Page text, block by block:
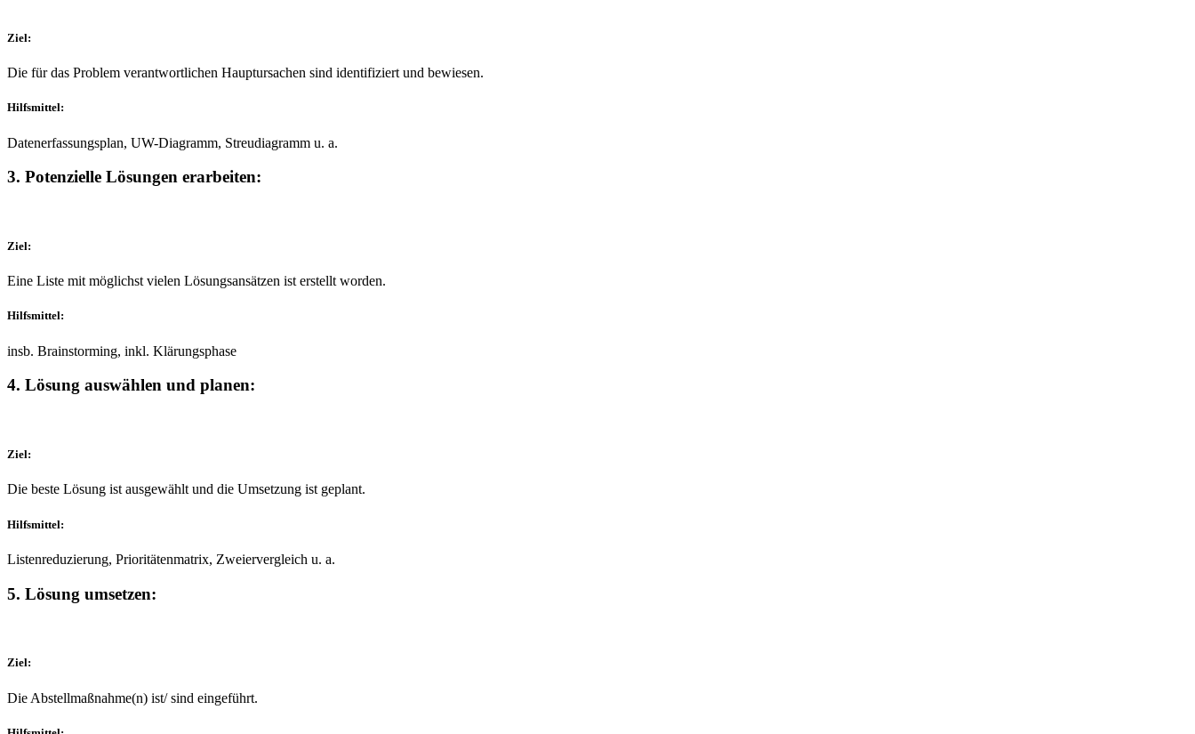
Ziel:
Die für das Problem verantwortlichen Hauptursachen sind identifiziert und bewiesen.
Hilfsmittel:
Datenerfassungsplan, UW-Diagramm, Streudiagramm u. a.
3. Potenzielle Lösungen erarbeiten:
Ziel:
Eine Liste mit möglichst vielen Lösungsansätzen ist erstellt worden.
Hilfsmittel:
insb. Brainstorming, inkl. Klärungsphase
4. Lösung auswählen und planen:
Ziel:
Die beste Lösung ist ausgewählt und die Umsetzung ist geplant.
Hilfsmittel:
Listenreduzierung, Prioritätenmatrix, Zweiervergleich u. a.
5. Lösung umsetzen:
Ziel:
Die Abstellmaßnahme(n) ist/ sind eingeführt.